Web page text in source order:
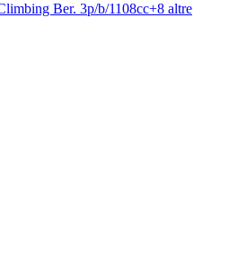
Ber. 3p/b/1108cc+8 altre